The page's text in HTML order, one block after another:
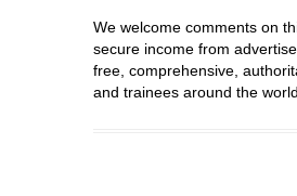
We welcome comments on
secure income from
free, comprehensive,
and trainees around the